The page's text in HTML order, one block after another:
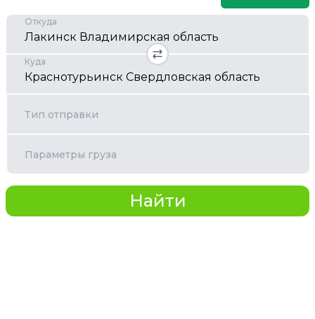
Откуда
Куда
Тип отправки
Параметры груза
Найти